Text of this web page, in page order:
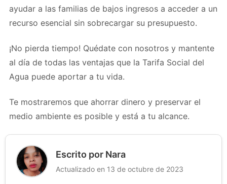
ayudar a las familias de bajos ingresos a acceder a un
recurso esencial sin sobrecargar su presupuesto.
¡No pierda tiempo! Quédate con nosotros y mantente
al día de todas las ventajas que la Tarifa Social del
Agua puede aportar a tu vida.
Te mostraremos que ahorrar dinero y preservar el
medio ambiente es posible y está a tu alcance.
Escrito por Nara
Actualizado en 13 de octubre de 2023